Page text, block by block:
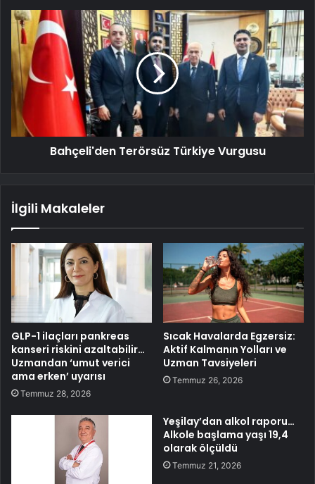
Bahçeli'den Terörsüz Türkiye Vurgusu
İlgili Makaleler
GLP-1 ilaçları pankreas
kanseri riskini azaltabilir…
Uzmandan ‘umut verici
ama erken’ uyarısı
Temmuz 28, 2026
Sıcak Havalarda Egzersiz:
Aktif Kalmanın Yolları ve
Uzman Tavsiyeleri
Temmuz 26, 2026
Yeşilay’dan alkol raporu…
Alkole başlama yaşı 19,4
olarak ölçüldü
Temmuz 21, 2026